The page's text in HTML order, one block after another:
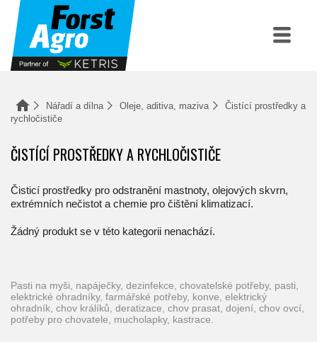
Nářadí a dílna Oleje, aditiva, maziva
Čistící prostředky a
rychločističe
ČISTÍCÍ PROSTŘEDKY A RYCHLOČISTIČE
Čisticí prostředky pro odstranění mastnoty, olejových skvrn,
extrémních nečistot a chemie pro čištění klimatizací.
Žádný produkt se v této kategorii nenachází.
pasti na myši, napáječky, dezinfekce, chovatelské potřeby, pasti,
elektrické ohradníky, farmářské potřeby, konve, elektrický
ohradník, chov králíků, deratizace, chov prasat, dojení, chov ovcí,
potřeby pro chovatele, mucholapky, kastrace.